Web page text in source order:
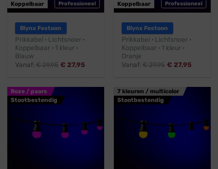
Professioneel
Koppelbaar
Blynx Festoon
Prikkabel · Lichtsnoer ·
Koppelbaar · 1 kleur ·
Blauw
Vanaf:€29,95 € 27,95
Professioneel
Koppelbaar
Blynx Festoon
Prikkabel · Lichtsnoer ·
Koppelbaar · 1 kleur ·
Oranje
Vanaf:€29,95 € 27,95
Roze / paars
Stootbestendig
7 kleuren / multicolor
Stootbestendig